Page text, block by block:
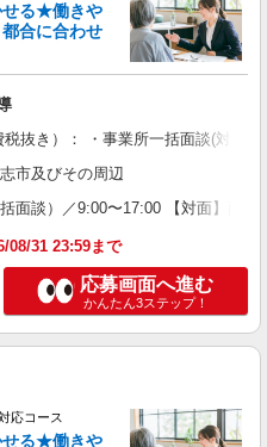
せる★働きや
合に合わせ
税抜き）： ・事業所一括面談(対
市及びその周辺
括面談）／9:00〜17:00 【対面】面
08/31 23:59まで
応募画面へ進む
かんたん3ステップ！
応コース
せる★働きや